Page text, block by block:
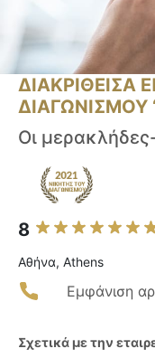
ΔΙΑΚΡΙΘΕΙΣΑ
ΔΙΑΓΩΝΙΣΜΟΥ
Οι
8
Αθήνα, Athens
Εμφάνιση
Σχετικά με την